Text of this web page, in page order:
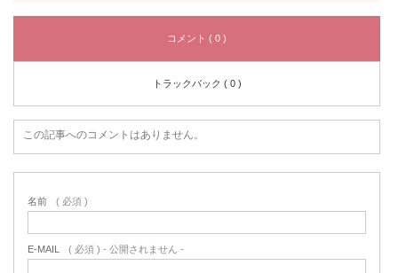
コメント ( 0 )
トラックバック ( 0 )
この記事へのコメントはありません。
名前 ( 必須 )
E-MAIL ( 必須 ) - 公開されません -